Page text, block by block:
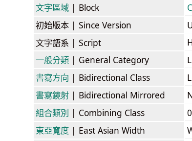
文字區域 | Block
初始版本 | Since Version
文字語系 | Script
一般分類 | General Category
書寫方向 | Bidirectional Class
書寫鏡射 | Bidirectional Mirrored
組合類別 | Combining Class
東亞寬度 | East Asian Width